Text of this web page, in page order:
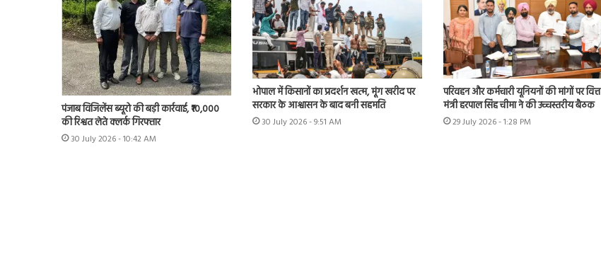
पंजाब विजिलेंस ब्यूरो की बड़ी कार्रवाई, ₹10,000
की रिश्वत लेते क्लर्क गिरफ्तार
30 July 2026 - 10:42 AM
भोपाल में किसानों का प्रदर्शन खत्म, मूंग खरीद पर
सरकार के आश्वासन के बाद बनी सहमति
30 July 2026 - 9:51 AM
परिवहन और कर्मचारी यूनियनों की मांगों पर वित्त
मंत्री हरपाल सिंह चीमा ने की उच्चस्तरीय बैठक
29 July 2026 - 1:28 PM